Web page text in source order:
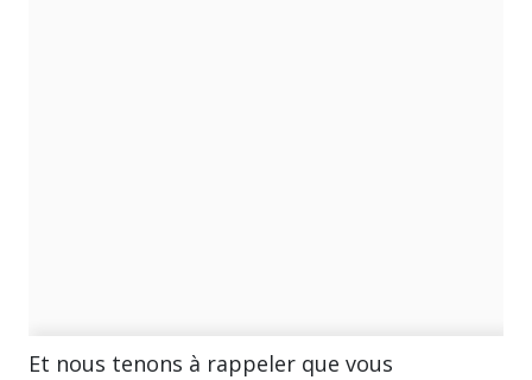
Et nous tenons à rappeler que vous